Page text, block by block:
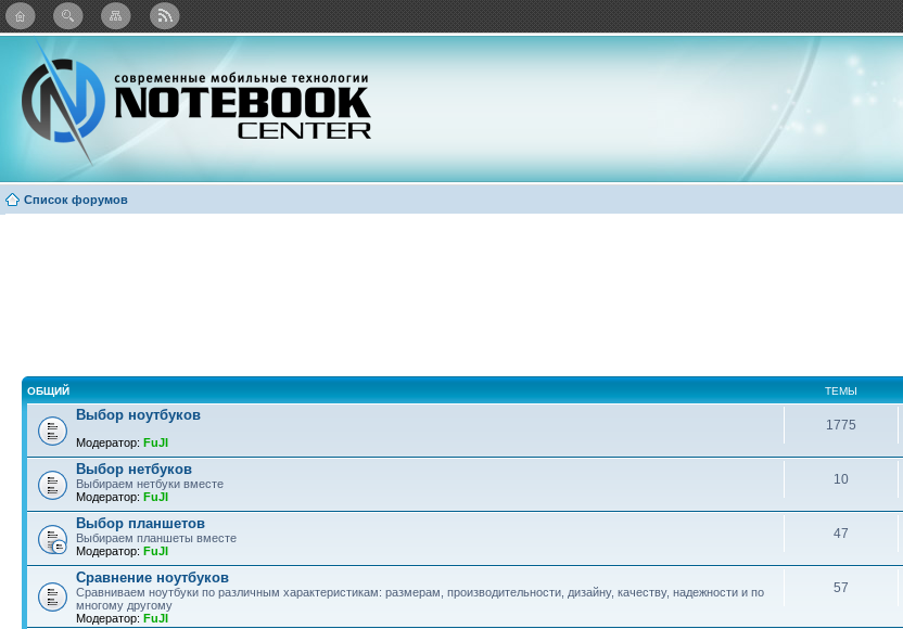
Список форумов
ОБЩИЙ ТЕМЫ
Выбор ноутбуков
Модератор: FuJI
1775
Выбор нетбуков
Выбираем нетбуки вместе
Модератор: FuJI
10
Выбор планшетов
Выбираем планшеты вместе
Модератор: FuJI
47
Сравнение ноутбуков
Сравниваем ноутбуки по различным характеристикам: размерам, производительности, дизайну, качеству, надежности и по
многому другому
Модератор: FuJI
57